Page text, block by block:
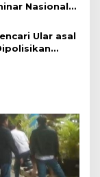
Nasional
Pemilu dan
Ular asal